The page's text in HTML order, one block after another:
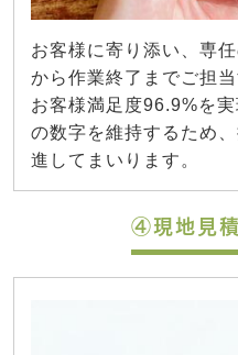
お客様に寄り添い、専
から作業終了までご担
お客様満足度96.9%を
の数字を維持するため
進してまいります。
④現地見積